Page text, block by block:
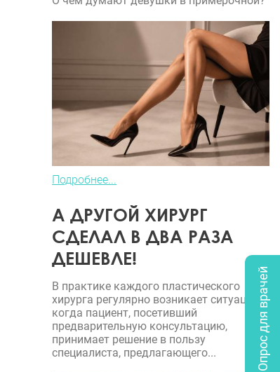
Подробнее...
А ДРУГОЙ ХИРУРГ
СДЕЛАЛ В ДВА РАЗА
ДЕШЕВЛЕ!
В практике каждого пластического
хирурга регулярно возникает ситуация,
когда пациент, посетивший
предварительную консультацию,
принимает решение в пользу
специалиста, предлагающего...
Опрос для врачей